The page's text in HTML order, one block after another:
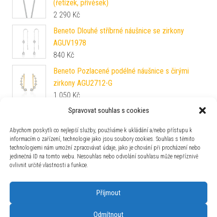
Spravovat souhlas s cookies
Abychom poskytli co nejlepší služby, používáme k ukládání a/nebo přístupu k
informacím o zařízení, technologie jako jsou soubory cookies. Souhlas s těmito
technologiemi nám umožní zpracovávat údaje, jako je chování při procházení nebo
jedinečná ID na tomto webu. Nesouhlas nebo odvolání souhlasu může nepříznivě
ovlivnit určité vlastnosti a funkce.
Příjmout
Odmítnout
(řetízek, přívěsek)
2 290 Kč
Beneto Dlouhé stříbrné náušnice se zirkony
AGUV1978
840 Kč
Beneto Pozlacené podélné náušnice s čirými
zirkony AGU2712-G
1 050 Kč
Troli Neobyčejné ocelové náušnice Chapadlo KS-
129Kč
Brilio Silver Třpytivé podélné stříbrné náušnice
EA221W